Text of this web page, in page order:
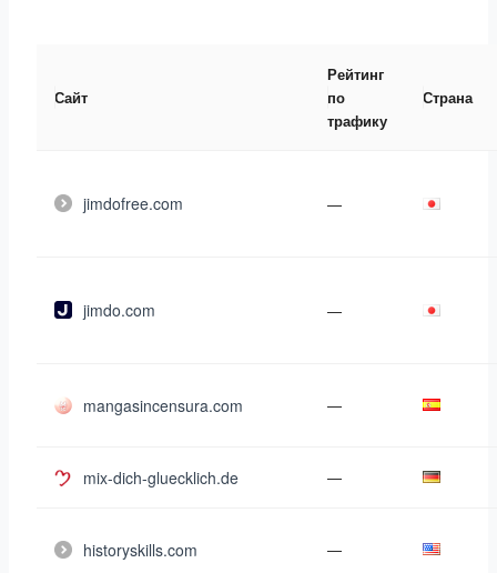
Сайт
Рейтинг
по
трафику
Страна
jimdofree.com —
jimdo.com —
mangasincensura.com —
mix-dich-gluecklich.de —
historyskills.com —